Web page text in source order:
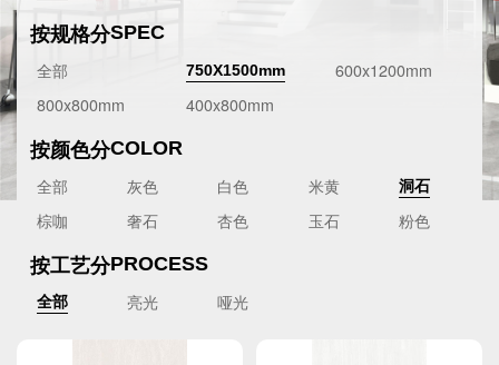
按规格分SPEC
全部
750X1500mm
600x1200mm
800x800mm
400x800mm
按颜色分COLOR
全部
灰色 白色 米黄 洞石
棕咖 奢石 杏色 玉石 粉色
按工艺分PROCESS
全部 亮光 哑光